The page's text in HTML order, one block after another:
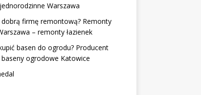
Warszawa
dobrą firmę remontową? Remonty
– remonty łazienek
basen do ogrodu? Producent
ogrodowe Katowice